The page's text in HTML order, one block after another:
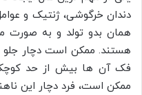
دندان خرگوشی، ژنتیک و
همان بدو تولد و به صورت
هستند. ممکن است دچار
فک آن ها بیش از حد کوچک
ممکن است، فرد دچار این